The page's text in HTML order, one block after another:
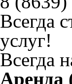
Всегда
услуг!
Всегда
Аренда